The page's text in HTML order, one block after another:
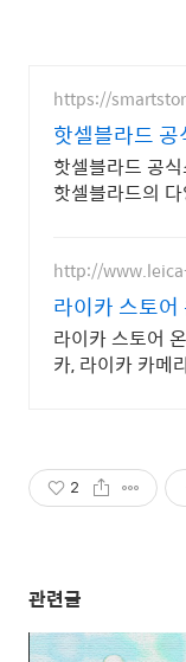
https://
핫셀블라드
비젼
핫셀블라드 공
핫셀블라드의
http://
라이카 스토
Store
라이카 스토어
카, 라이카 카메
2
관련글